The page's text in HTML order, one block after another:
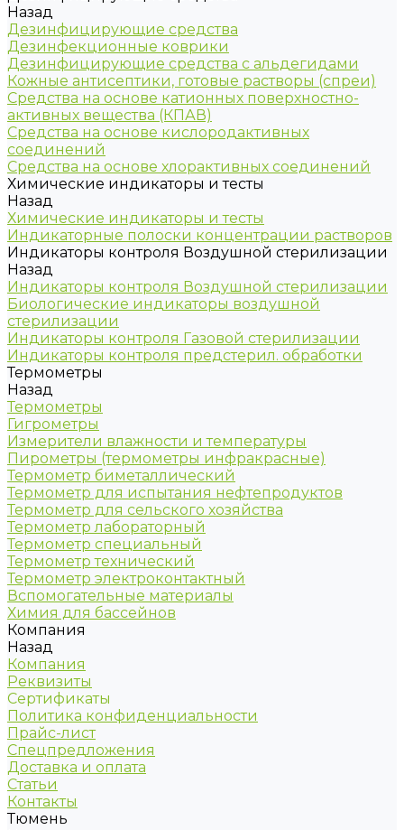
Назад
Дезинфицирующие средства
Дезинфекционные коврики
Дезинфицирующие средства с альдегидами
Кожные антисептики, готовые растворы (спреи)
Средства на основе катионных поверхностно-
активных вещества (КПАВ)
Средства на основе кислородактивных
соединений
Средства на основе хлорактивных соединений
Химические индикаторы и тесты
Назад
Химические индикаторы и тесты
Индикаторные полоски концентрации растворов
Индикаторы контроля Воздушной стерилизации
Назад
Индикаторы контроля Воздушной стерилизации
Биологические индикаторы воздушной
стерилизации
Индикаторы контроля Газовой стерилизации
Индикаторы контроля предстерил. обработки
Термометры
Назад
Термометры
Гигрометры
Измерители влажности и температуры
Пирометры (термометры инфракрасные)
Термометр биметаллический
Термометр для испытания нефтепродуктов
Термометр для сельского хозяйства
Термометр лабораторный
Термометр специальный
Термометр технический
Термометр электроконтактный
Вспомогательные материалы
Химия для бассейнов
Компания
Назад
Компания
Реквизиты
Сертификаты
Политика конфиденциальности
Прайс-лист
Спецпредложения
Доставка и оплата
Статьи
Контакты
Тюмень